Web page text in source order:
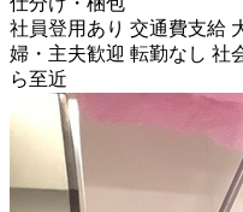
社員登用あり 交通費支給
婦・主夫歓迎 転勤なし 社
ら至近